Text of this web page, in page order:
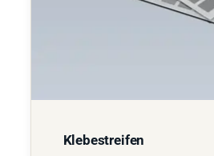
Klebestreifen